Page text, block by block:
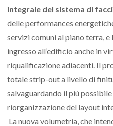
integrale del sistema di
delle performances
servizi comuni al piano terra,
ingresso all’edificio anche in
riqualificazione adiacenti. Il
totale strip-out a livello di
salvaguardando il più
riorganizzazione del layout
La nuova volumetria, che